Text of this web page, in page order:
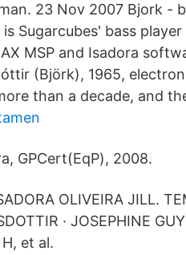
23 Nov 2007 Bjork -
is Sugarcubes' bass
MSP and Isadora
(Björk), 1965,
than a decade, and
GPCert(EqP), 2008.
OLIVEIRA JILL.
· JOSEPHINE
et al.